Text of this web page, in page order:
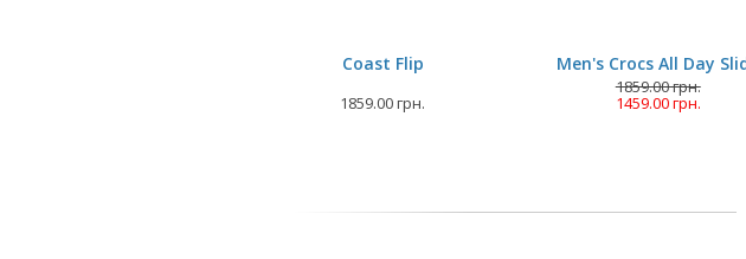
Coast Flip
1859.00 грн.
Men's Crocs All Day
1859.00 грн.
1459.00 грн.